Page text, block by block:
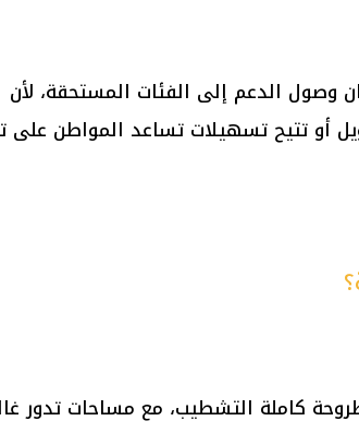
الدعم إلى الفئات المستحقة، لأن
أو تتيح تسهيلات تساعد المواطن على
كاملة التشطيب، مع مساحات تدور